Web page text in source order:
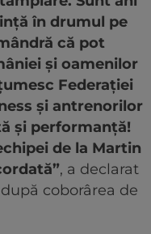
în drumul pe
că pot
și oamenilor
Federației
și antrenorilor
și performanță!
de la Martin
, a declarat
coborârea de